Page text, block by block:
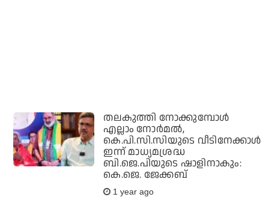
തലകുത്തി നോക്കുമ്പോള്‍
എല്ലാം നോര്‍മല്‍,
കെ.പി.സി.സിയുടെ വീടിനേക്കാള്‍
ഇന്ന് മാധ്യമശ്രദ്ധ
ബി.ജെ.പിയുടെ ഷാളിനാകും:
കെ.ജെ. ജേക്കബ്
1 year ago